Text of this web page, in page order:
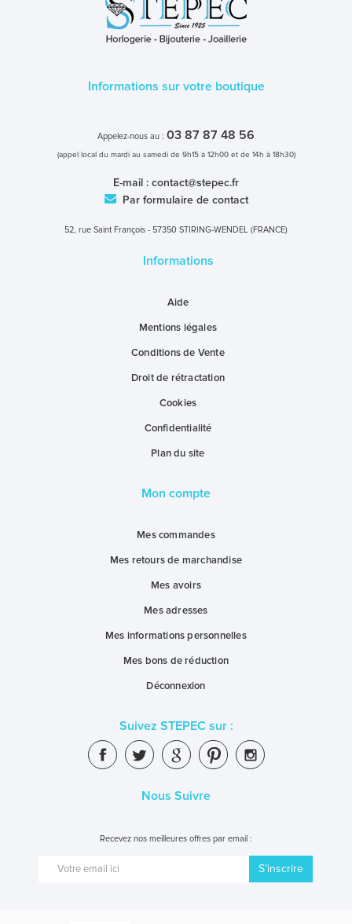
Informations sur votre boutique
Appelez-nous au : 03 87 87 48 56
(appel local du mardi au samedi de 9h15 à 12h00 et de 14h à 18h30)
E-mail : contact@stepec.fr
Par formulaire de contact
52, rue Saint François - 57350 STIRING-WENDEL (FRANCE)
Informations
Aide
Mentions légales
Conditions de Vente
Droit de rétractation
Cookies
Confidentialité
Plan du site
Mon compte
Mes commandes
Mes retours de marchandise
Mes avoirs
Mes adresses
Mes informations personnelles
Mes bons de réduction
Déconnexion
Suivez STEPEC sur :
Nous Suivre
Recevez nos meilleures offres par email :
S’inscrire